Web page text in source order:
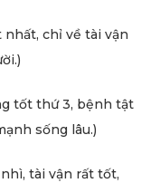
nhất, chỉ về tài vận
tốt thứ 3, bệnh tật
sống lâu.)
tài vận rất tốt,